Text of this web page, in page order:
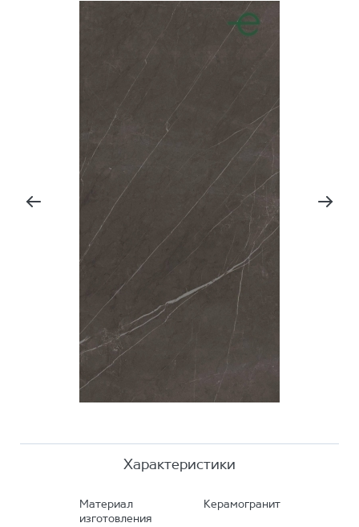
Характеристики
Материал
изготовления
Керамогранит